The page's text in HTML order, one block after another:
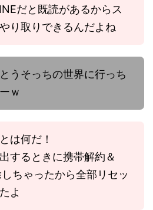
だと既読があるからス
り取りできるんだよね
うそっちの世界に行っち
ｗ
は何だ！
するときに携帯解約＆
ちゃったから全部リセッ
よ